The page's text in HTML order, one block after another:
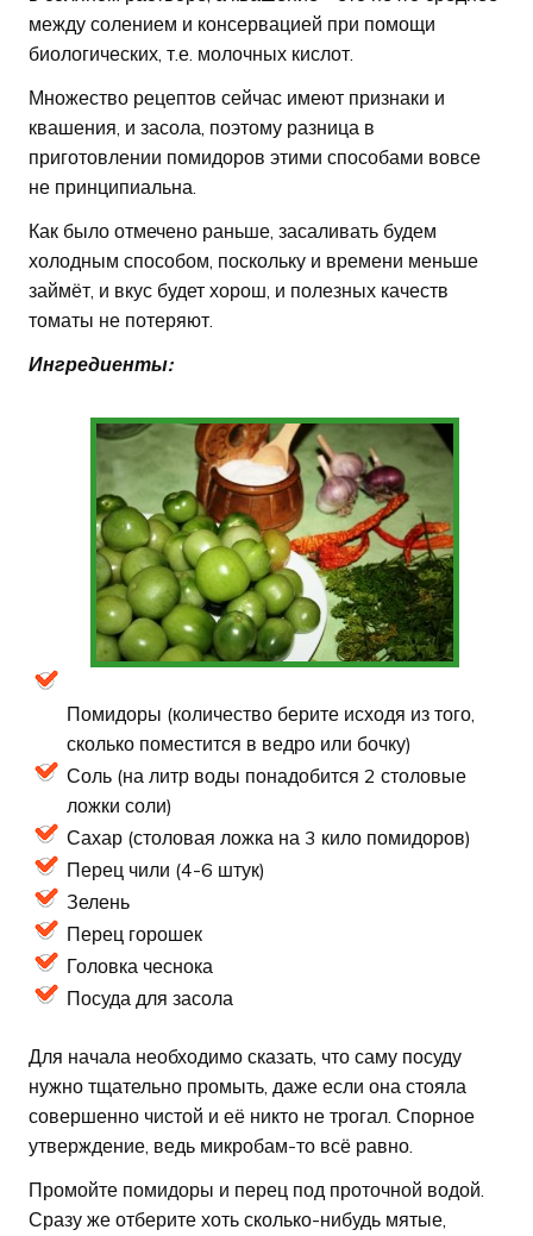
между солением и консервацией при помощи
биологических, т.е. молочных кислот.
Множество рецептов сейчас имеют признаки и
квашения, и засола, поэтому разница в
приготовлении помидоров этими способами вовсе
не принципиальна.
Как было отмечено раньше, засаливать будем
холодным способом, поскольку и времени меньше
займёт, и вкус будет хорош, и полезных качеств
томаты не потеряют.
Ингредиенты:
Помидоры (количество берите исходя из того,
сколько поместится в ведро или бочку)
Соль (на литр воды понадобится 2 столовые
ложки соли)
Сахар (столовая ложка на 3 кило помидоров)
Перец чили (4-6 штук)
Зелень
Перец горошек
Головка чеснока
Посуда для засола
Для начала необходимо сказать, что саму посуду
нужно тщательно промыть, даже если она стояла
совершенно чистой и её никто не трогал. Спорное
утверждение, ведь микробам-то всё равно.
Промойте помидоры и перец под проточной водой.
Сразу же отберите хоть сколько-нибудь мятые,